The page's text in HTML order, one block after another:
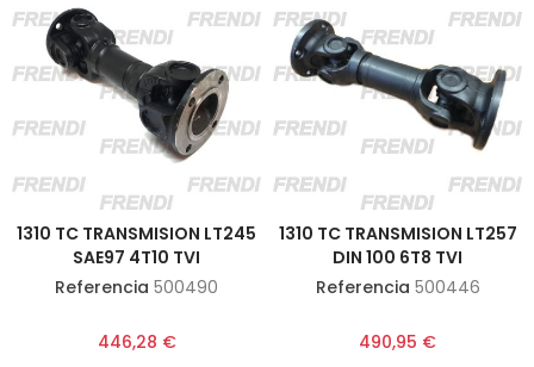
1310 TC TRANSMISION LT245
SAE97 4T10 TVI
Referencia 500490
446,28 €
1310 TC TRANSMISION LT257
DIN 100 6T8 TVI
Referencia 500446
490,95 €